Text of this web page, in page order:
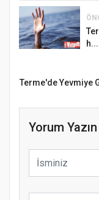
h...
Terme'de Yevmiye
Yorum Yazın